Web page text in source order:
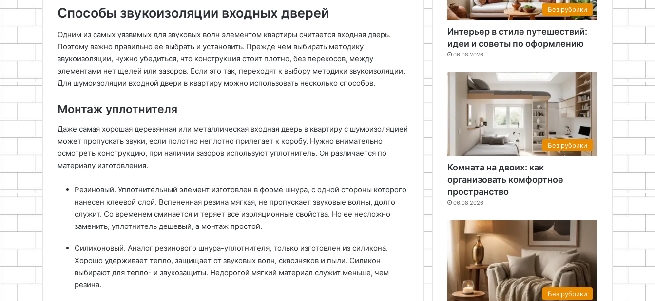
Способы звукоизоляции входных дверей
Одним из самых уязвимых для звуковых волн элементом квартиры считается входная дверь.
Поэтому важно правильно ее выбрать и установить. Прежде чем выбирать методику
звукоизоляции, нужно убедиться, что конструкция стоит плотно, без перекосов, между
элементами нет щелей или зазоров. Если это так, переходят к выбору методики звукоизоляции.
Для шумоизоляции входной двери в квартиру можно использовать несколько способов.
Монтаж уплотнителя
Даже самая хорошая деревянная или металлическая входная дверь в квартиру с шумоизоляцией
может пропускать звуки, если полотно неплотно прилегает к коробу. Нужно внимательно
осмотреть конструкцию, при наличии зазоров используют уплотнитель. Он различается по
материалу изготовления.
Резиновый. Уплотнительный элемент изготовлен в форме шнура, с одной стороны которого
нанесен клеевой слой. Вспененная резина мягкая, не пропускает звуковые волны, долго
служит. Со временем сминается и теряет все изоляционные свойства. Но ее несложно
заменить, уплотнитель дешевый, а монтаж простой.
Силиконовый. Аналог резинового шнура-уплотнителя, только изготовлен из силикона.
Хорошо удерживает тепло, защищает от звуковых волн, сквозняков и пыли. Силикон
выбирают для тепло- и звукозащиты. Недорогой мягкий материал служит меньше, чем
резина.
Без рубрики
Интерьер в стиле путешествий:
идеи и советы по оформлению
06.08.2026
Без рубрики
Комната на двоих: как
организовать комфортное
пространство
06.08.2026
Без рубрики